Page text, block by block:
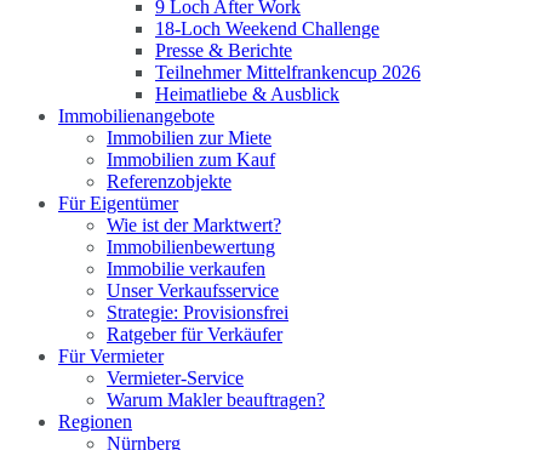
9 Loch After Work
18-Loch Weekend Challenge
Presse & Berichte
Teilnehmer Mittelfrankencup 2026
Heimatliebe & Ausblick
Immobilienangebote
Immobilien zur Miete
Immobilien zum Kauf
Referenzobjekte
Für Eigentümer
Wie ist der Marktwert?
Immobilienbewertung
Immobilie verkaufen
Unser Verkaufsservice
Strategie: Provisionsfrei
Ratgeber für Verkäufer
Für Vermieter
Vermieter-Service
Warum Makler beauftragen?
Regionen
Nürnberg